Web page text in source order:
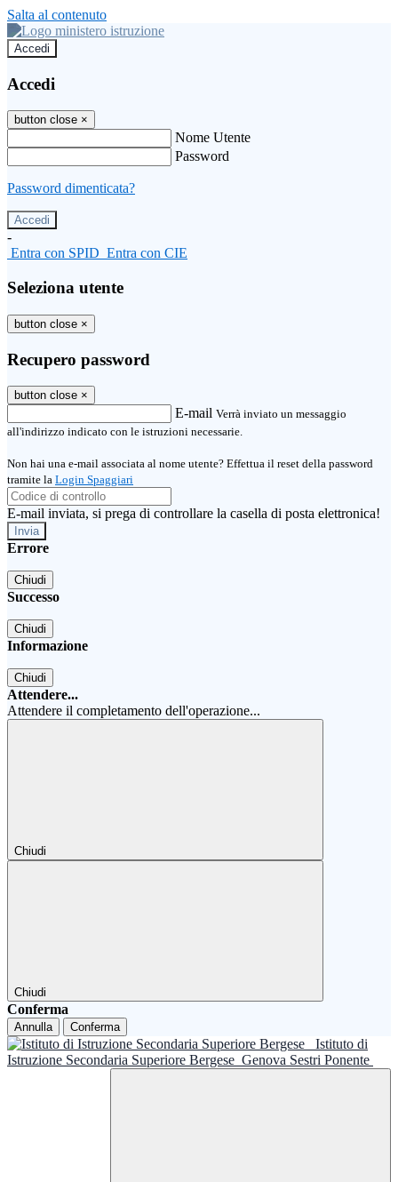
Salta al contenuto
Accedi
Accedi
button close ×
Nome Utente
Password
Password dimenticata?
-
Entra con SPID Entra con CIE
Seleziona utente
button close ×
Recupero password
button close ×
E-mail Verrà inviato un messaggio
all'indirizzo indicato con le istruzioni necessarie.
Non hai una e-mail associata al nome utente? Effettua il reset della password
tramite la Login Spaggiari
E-mail inviata, si prega di controllare la casella di posta elettronica!
Errore
Chiudi
Successo
Chiudi
Informazione
Chiudi
Attendere...
Attendere il completamento dell'operazione...
Chiudi
Chiudi
Conferma
Annulla Conferma
Istituto di
Istruzione Secondaria Superiore Bergese Genova Sestri Ponente